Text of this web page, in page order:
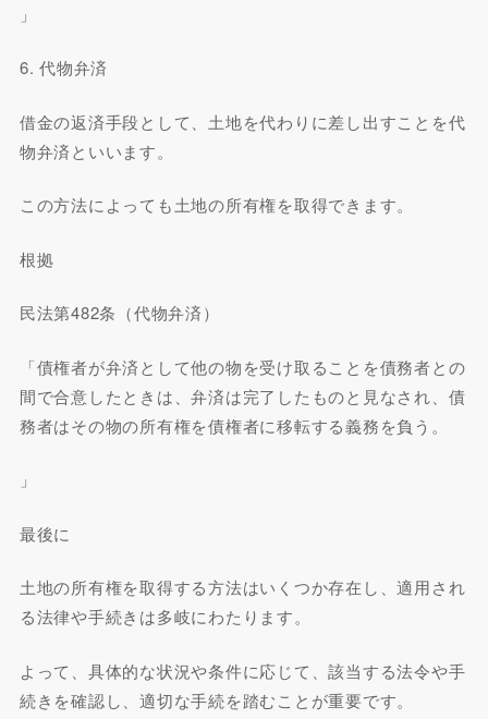
」
6. 代物弁済
借金の返済手段として、土地を代わりに差し出すことを代
物弁済といいます。
この方法によっても土地の所有権を取得できます。
根拠
民法第482条（代物弁済）
「債権者が弁済として他の物を受け取ることを債務者との
間で合意したときは、弁済は完了したものと見なされ、債
務者はその物の所有権を債権者に移転する義務を負う。
」
最後に
土地の所有権を取得する方法はいくつか存在し、適用され
る法律や手続きは多岐にわたります。
よって、具体的な状況や条件に応じて、該当する法令や手
続きを確認し、適切な手続を踏むことが重要です。